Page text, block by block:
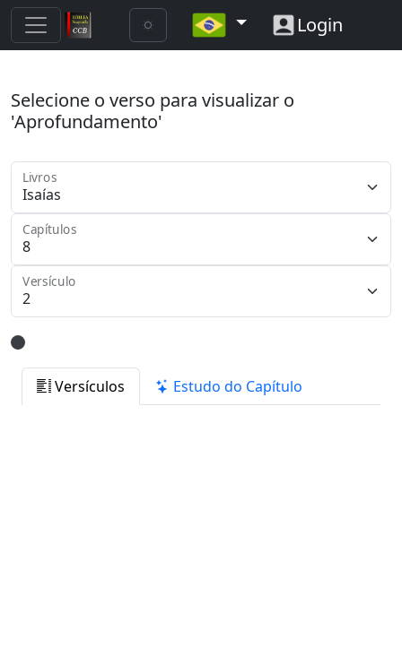
Login
Selecione o verso para visualizar o
'Aprofundamento'
Livros
Capítulos
Versículo
Versículos Estudo do Capítulo